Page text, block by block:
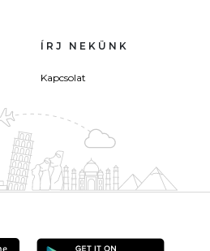
ÍRJ NEKÜNK
Kapcsolat